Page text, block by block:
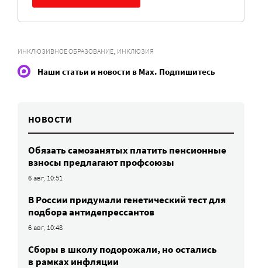
ИНКЛЮЗИВНОЕ ОБРАЗОВАНИЕ, ИНКЛЮЗИЯ
Наши статьи и новости в Max. Подпишитесь
НОВОСТИ
Обязать самозанятых платить пенсионные
взносы предлагают профсоюзы
6 авг, 10:51
В России придумали генетический тест для
подбора антидепрессантов
6 авг, 10:48
Сборы в школу подорожали, но остались
в рамках инфляции